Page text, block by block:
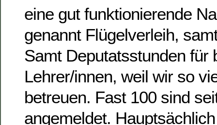
eine gut funktionierende
genannt Flügelverleih,
Samt Deputatsstunden für
Lehrer/innen, weil wir so
betreuen. Fast 100 sind
angemeldet.